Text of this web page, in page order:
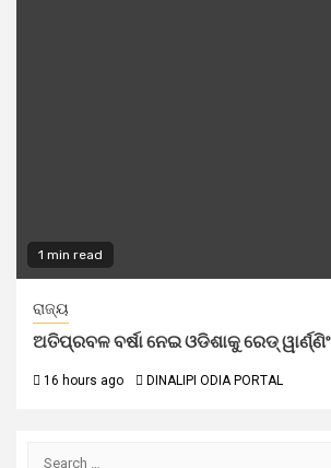
1 min read
ରାଜ୍ୟ
ଅତିପ୍ରବଳ ବର୍ଷା ନେଇ ଓଡିଶାକୁ ରେଡ୍ ୱାର୍ଣ୍ଣିଂ
16 hours ago DINALIPI ODIA PORTAL